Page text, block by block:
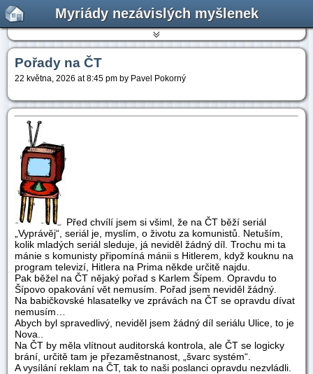
Myriády nezávislých myšlenek
Pořady na ČT
22 května, 2026 at 8:45 pm by Pavel Pokorný
Před chvílí jsem si všiml, že na ČT běží seriál
„Vyprávěj“, seriál je, myslím, o životu za komunistů. Netuším,
kolik mladých seriál sleduje, já neviděl žádný díl. Trochu mi ta
mánie s komunisty připomíná mánii s Hitlerem, když kouknu na
program televizí, Hitlera na Prima někde určitě najdu.
Pak běžel na ČT nějaký pořad s Karlem Šípem. Opravdu to
Šípovo opakování vět nemusím. Pořad jsem neviděl žádný.
Na babičkovské hlasatelky ve zprávách na ČT se opravdu dívat
nemusím…
Abych byl spravedlivý, neviděl jsem žádný díl seriálu Ulice, to je
Nova..
Na ČT by měla vlítnout auditorská kontrola, ale ČT se logicky
brání, určitě tam je přezaměstnanost, „švarc systém“.
A vysílání reklam na ČT, tak to naši poslanci opravdu nezvládli.